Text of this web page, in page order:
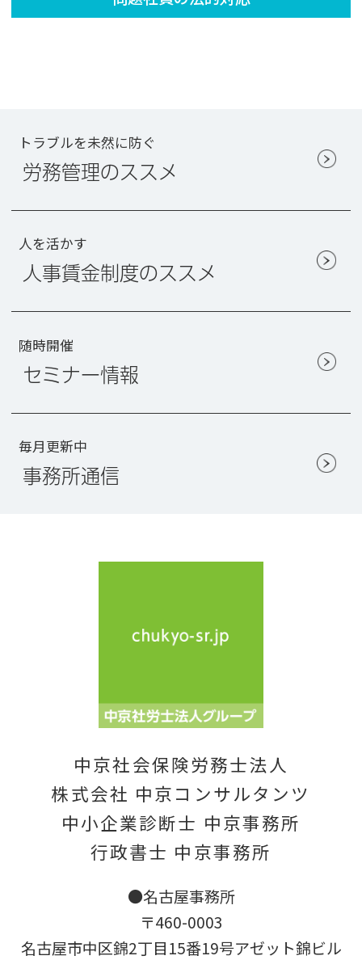
トラブルを未然に防ぐ
労務管理のススメ
人を活かす
人事賃金制度のススメ
随時開催
セミナー情報
毎月更新中
事務所通信
中京社会保険労務士法人
株式会社 中京コンサルタンツ
中小企業診断士 中京事務所
行政書士 中京事務所
●名古屋事務所
〒460-0003
名古屋市中区錦2丁目15番19号アゼット錦ビル